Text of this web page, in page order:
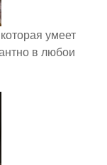
умеет
в любои